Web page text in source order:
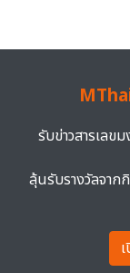
รับข่าวสารเลข
ลุ้นรับรางวัลจาก